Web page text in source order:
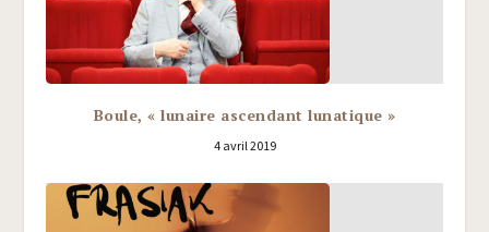
Boule, « lunaire ascendant lunatique »
4 avril 2019